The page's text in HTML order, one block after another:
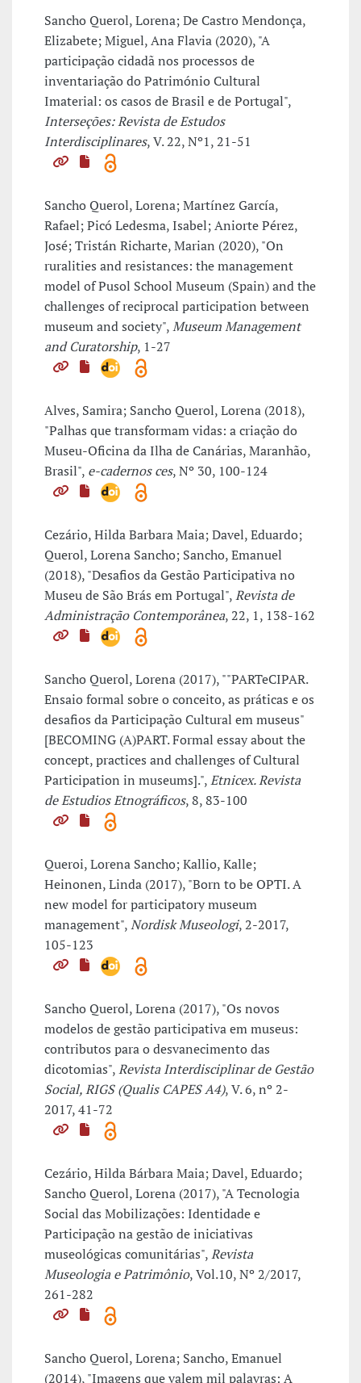
Sancho Querol, Lorena; De Castro Mendonça,
Elizabete; Miguel, Ana Flavia (2020), "A
participação cidadã nos processos de
inventariação do Património Cultural
Imaterial: os casos de Brasil e de Portugal",
Interseções: Revista de Estudos
Interdisciplinares, V. 22, Nº1, 21-51
Sancho Querol, Lorena; Martínez García,
Rafael; Picó Ledesma, Isabel; Aniorte Pérez,
José; Tristán Richarte, Marian (2020), "On
ruralities and resistances: the management
model of Pusol School Museum (Spain) and the
challenges of reciprocal participation between
museum and society",Museum Management
and Curatorship, 1-27
Alves, Samira; Sancho Querol, Lorena (2018),
"Palhas que transformam vidas: a criação do
Museu-Oficina da Ilha de Canárias, Maranhão,
Brasil", e-cadernos ces, Nº 30, 100-124
Cezário, Hilda Barbara Maia; Davel, Eduardo;
Querol, Lorena Sancho; Sancho, Emanuel
(2018), "Desafios da Gestão Participativa no
Museu de São Brás em Portugal",Revista de
Administração Contemporânea, 22, 1, 138-162
Sancho Querol, Lorena (2017), ""PARTeCIPAR.
Ensaio formal sobre o conceito, as práticas e os
desafios da Participação Cultural em museus"
[BECOMING (A)PART. Formal essay about the
concept, practices and challenges of Cultural
Participation in museums].",Etnicex. Revista
de Estudios Etnográficos, 8, 83-100
Queroi, Lorena Sancho; Kallio, Kalle;
Heinonen, Linda (2017), "Born to be OPTI. A
new model for participatory museum
management",Nordisk Museologi, 2-2017,
105-123
Sancho Querol, Lorena (2017), "Os novos
modelos de gestão participativa em museus:
contributos para o desvanecimento das
dicotomias",Revista Interdisciplinar de Gestão
Social, RIGS (Qualis CAPES A4), V. 6, nº 2-
2017, 41-72
Cezário, Hilda Bárbara Maia; Davel, Eduardo;
Sancho Querol, Lorena (2017), "A Tecnologia
Social das Mobilizações: Identidade e
Participação na gestão de iniciativas
museológicas comunitárias",Revista
Museologia e Patrimônio, Vol.10, Nº 2/2017,
261-282
Sancho Querol, Lorena; Sancho, Emanuel
(2014), "Imagens que valem mil palavras: A